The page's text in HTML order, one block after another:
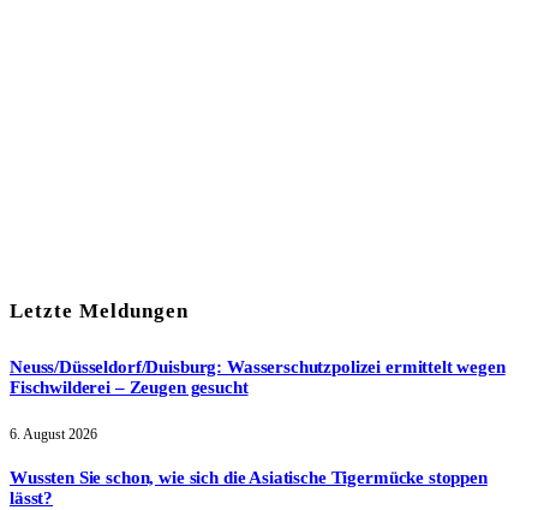
Letzte Meldungen
Neuss/Düsseldorf/Duisburg: Wasserschutzpolizei ermittelt wegen
Fischwilderei – Zeugen gesucht
6. August 2026
Wussten Sie schon, wie sich die Asiatische Tigermücke stoppen
lässt?